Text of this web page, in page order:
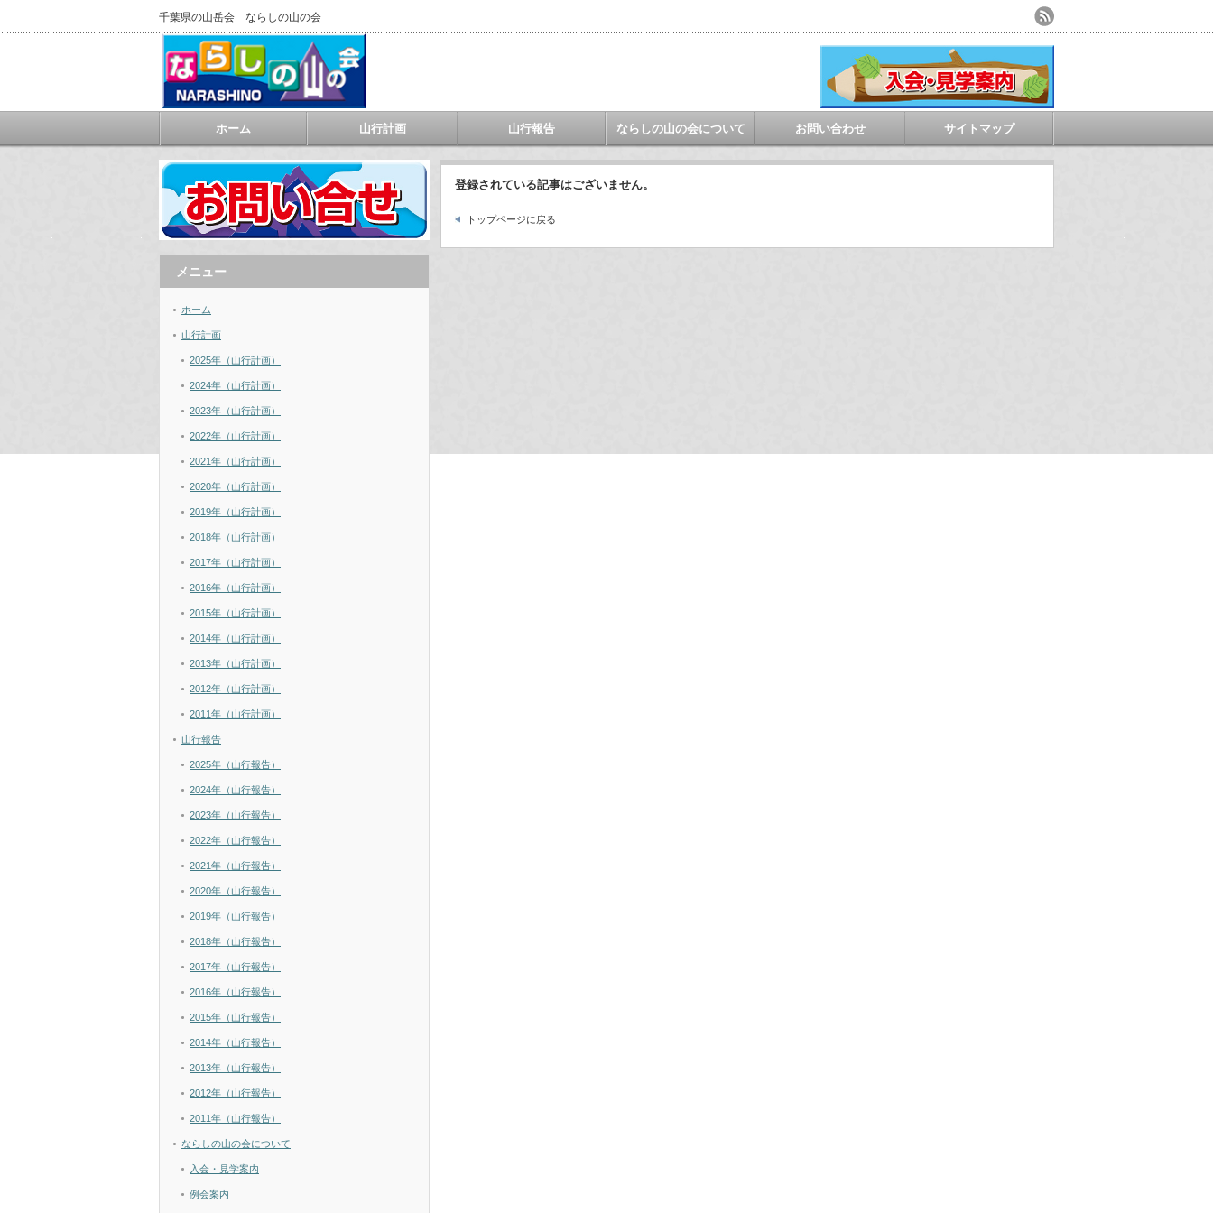
千葉県の山岳会 ならしの山の会
ホーム 山行計画 山行報告 ならしの山の会について お問い合わせ サイトマップ
登録されている記事はございません。
トップページに戻る
メニュー
ホーム
山行計画
2025年（山行計画）
2024年（山行計画）
2023年（山行計画）
2022年（山行計画）
2021年（山行計画）
2020年（山行計画）
2019年（山行計画）
2018年（山行計画）
2017年（山行計画）
2016年（山行計画）
2015年（山行計画）
2014年（山行計画）
2013年（山行計画）
2012年（山行計画）
2011年（山行計画）
山行報告
2025年（山行報告）
2024年（山行報告）
2023年（山行報告）
2022年（山行報告）
2021年（山行報告）
2020年（山行報告）
2019年（山行報告）
2018年（山行報告）
2017年（山行報告）
2016年（山行報告）
2015年（山行報告）
2014年（山行報告）
2013年（山行報告）
2012年（山行報告）
2011年（山行報告）
ならしの山の会について
入会・見学案内
例会案内